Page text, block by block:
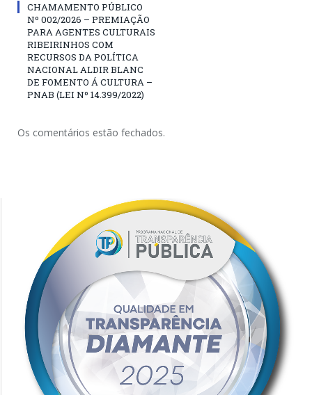
CHAMAMENTO PÚBLICO
Nº 002/2026 – PREMIAÇÃO
PARA AGENTES CULTURAIS
RIBEIRINHOS COM
RECURSOS DA POLÍTICA
NACIONAL ALDIR BLANC
DE FOMENTO Á CULTURA –
PNAB (LEI Nº 14.399/2022)
Os comentários estão fechados.